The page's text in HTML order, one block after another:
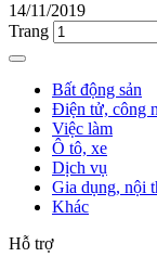
14/11/2019
Trang
Bất động sản
Điện tử, công
Việc làm
Ô tô, xe
Dịch vụ
Gia dụng, nội
Khác
Hỗ trợ